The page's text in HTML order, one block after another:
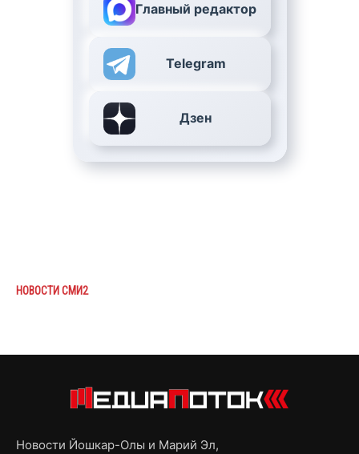
Главный редактор
Telegram
Дзен
НОВОСТИ СМИ2
Новости Йошкар-Олы и Марий Эл,